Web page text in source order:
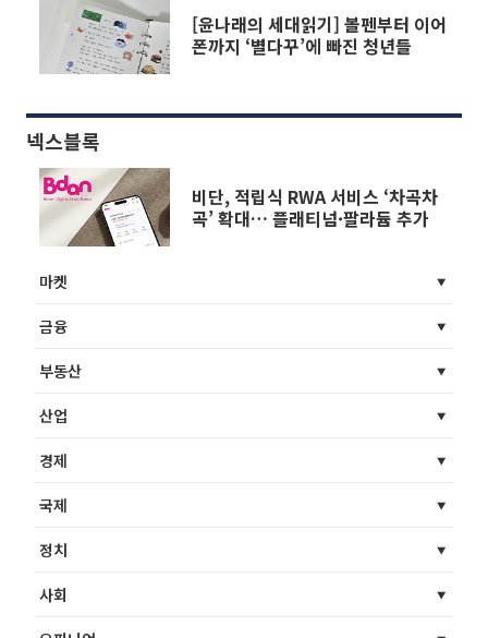
[윤나래의 세대읽기] 볼펜부터 이어
폰까지 ‘별다꾸’에 빠진 청년들
넥스블록
비단, 적립식 RWA 서비스 ‘차곡차
곡’ 확대… 플래티넘·팔라듐 추가
마켓
금융
부동산
산업
경제
국제
정치
사회